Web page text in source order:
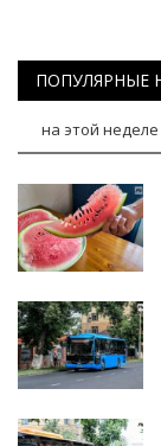
ПОПУЛЯРНЫЕ
на этой неделе